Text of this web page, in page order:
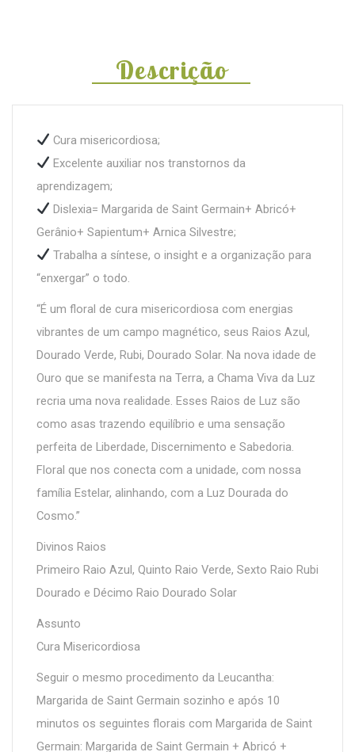
Descrição
Cura misericordiosa;
Excelente auxiliar nos transtornos da
aprendizagem;
Dislexia= Margarida de Saint Germain+ Abricó+
Gerânio+ Sapientum+ Arnica Silvestre;
Trabalha a síntese, o insight e a organização para
“enxergar” o todo.
“É um floral de cura misericordiosa com energias
vibrantes de um campo magnético, seus Raios Azul,
Dourado Verde, Rubi, Dourado Solar. Na nova idade de
Ouro que se manifesta na Terra, a Chama Viva da Luz
recria uma nova realidade. Esses Raios de Luz são
como asas trazendo equilíbrio e uma sensação
perfeita de Liberdade, Discernimento e Sabedoria.
Floral que nos conecta com a unidade, com nossa
família Estelar, alinhando, com a Luz Dourada do
Cosmo.”
Divinos Raios
Primeiro Raio Azul, Quinto Raio Verde, Sexto Raio Rubi
Dourado e Décimo Raio Dourado Solar
Assunto
Cura Misericordiosa
Seguir o mesmo procedimento da Leucantha:
Margarida de Saint Germain sozinho e após 10
minutos os seguintes florais com Margarida de Saint
Germain: Margarida de Saint Germain + Abricó +